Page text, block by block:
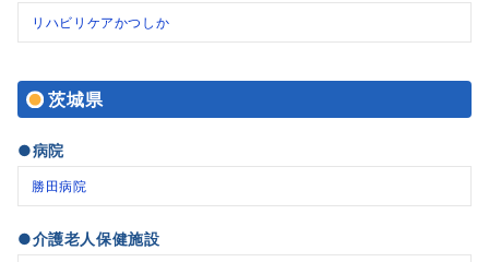
リハビリケアかつしか
茨城県
●病院
勝田病院
●介護老人保健施設